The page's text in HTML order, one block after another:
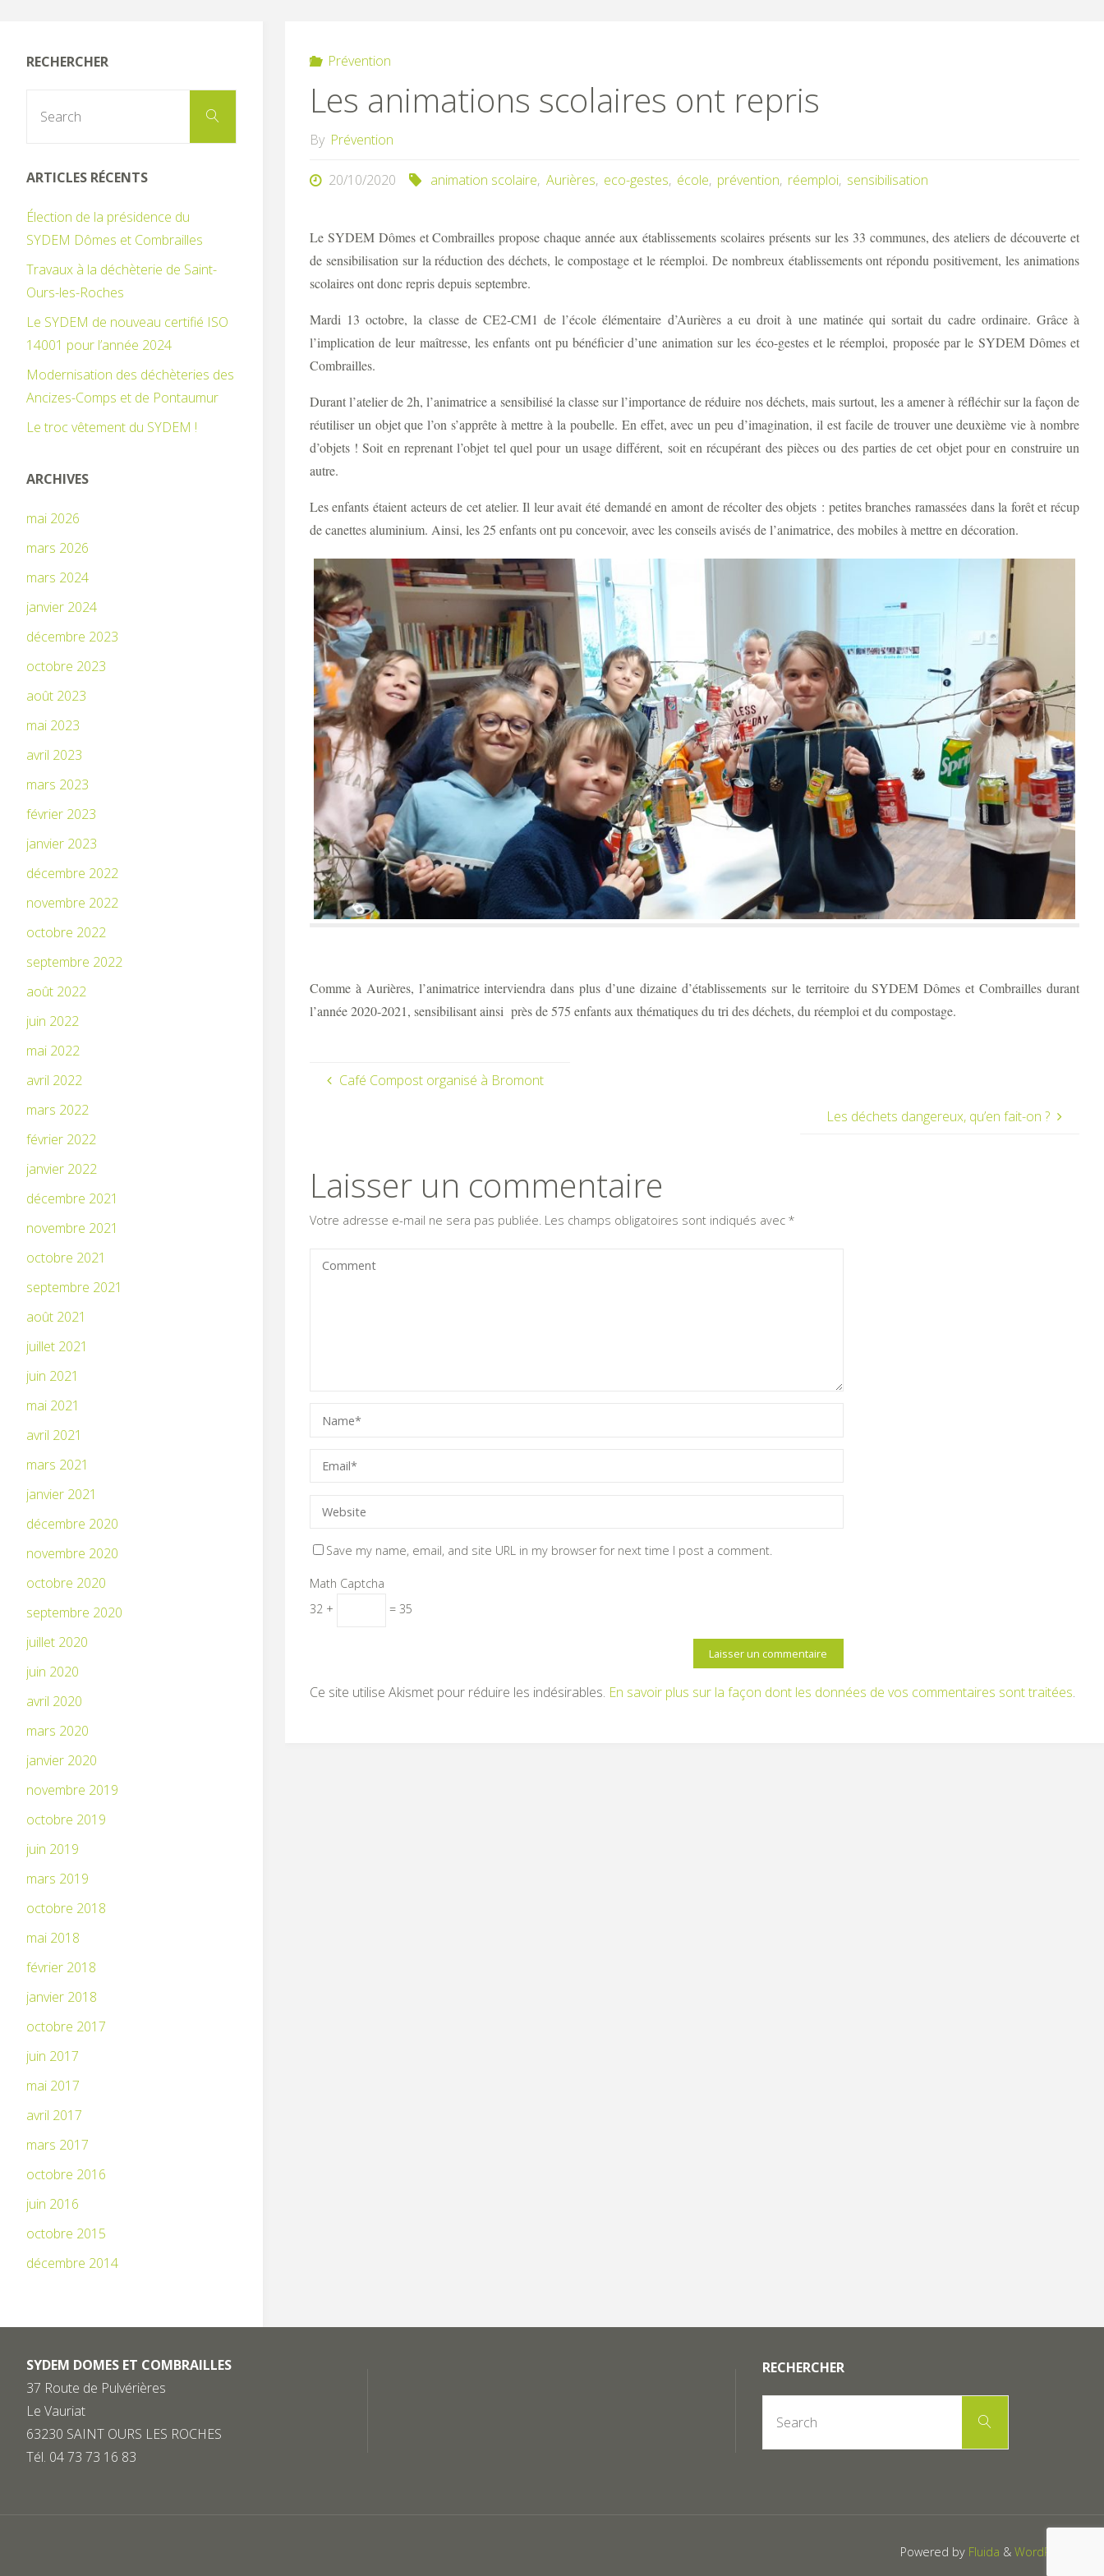
Prévention
Les animations scolaires ont repris
By Prévention
20/10/2020 animation scolaire, Aurières, eco-gestes, école, prévention, réemploi, sensibilisation
Le SYDEM Dômes et Combrailles propose chaque année aux établissements scolaires présents sur les 33 communes, des ateliers de découverte et
de sensibilisation sur la réduction des déchets, le compostage et le réemploi. De nombreux établissements ont répondu positivement, les animations
scolaires ont donc repris depuis septembre.
Mardi 13 octobre, la classe de CE2-CM1 de l’école élémentaire d’Aurières a eu droit à une matinée qui sortait du cadre ordinaire. Grâce à
l’implication de leur maîtresse, les enfants ont pu bénéficier d’une animation sur les éco-gestes et le réemploi, proposée par le SYDEM Dômes et
Combrailles.
Durant l’atelier de 2h, l’animatrice a sensibilisé la classe sur l’importance de réduire nos déchets, mais surtout, les a amener à réfléchir sur la façon de
réutiliser un objet que l’on s’apprête à mettre à la poubelle. En effet, avec un peu d’imagination, il est facile de trouver une deuxième vie à nombre
d’objets ! Soit en reprenant l’objet tel quel pour un usage différent, soit en récupérant des pièces ou des parties de cet objet pour en construire un
autre.
Les enfants étaient acteurs de cet atelier. Il leur avait été demandé en amont de récolter des objets : petites branches ramassées dans la forêt et récup
de canettes aluminium. Ainsi, les 25 enfants ont pu concevoir, avec les conseils avisés de l’animatrice, des mobiles à mettre en décoration.
Comme à Aurières, l’animatrice interviendra dans plus d’une dizaine d’établissements sur le territoire du SYDEM Dômes et Combrailles durant
l’année 2020-2021, sensibilisant ainsi près de 575 enfants aux thématiques du tri des déchets, du réemploi et du compostage.
Café Compost organisé à Bromont
Les déchets dangereux, qu’en fait-on ?
Laisser un commentaire
Votre adresse e-mail ne sera pas publiée. Les champs obligatoires sont indiqués avec *
Save my name, email, and site URL in my browser for next time I post a comment.
Math Captcha
32 +
= 35
Ce site utilise Akismet pour réduire les indésirables. En savoir plus sur la façon dont les données de vos commentaires sont traitées.
RECHERCHER
Search
ARTICLES RÉCENTS
Élection de la présidence du
SYDEM Dômes et Combrailles
Travaux à la déchèterie de Saint-
Ours-les-Roches
Le SYDEM de nouveau certifié ISO
14001 pour l’année 2024
Modernisation des déchèteries des
Ancizes-Comps et de Pontaumur
Le troc vêtement du SYDEM !
ARCHIVES
mai 2026
mars 2026
mars 2024
janvier 2024
décembre 2023
octobre 2023
août 2023
mai 2023
avril 2023
mars 2023
février 2023
janvier 2023
décembre 2022
novembre 2022
octobre 2022
septembre 2022
août 2022
juin 2022
mai 2022
avril 2022
mars 2022
février 2022
janvier 2022
décembre 2021
novembre 2021
octobre 2021
septembre 2021
août 2021
juillet 2021
juin 2021
mai 2021
avril 2021
mars 2021
janvier 2021
décembre 2020
novembre 2020
octobre 2020
septembre 2020
juillet 2020
juin 2020
avril 2020
mars 2020
janvier 2020
novembre 2019
octobre 2019
juin 2019
mars 2019
octobre 2018
mai 2018
février 2018
janvier 2018
octobre 2017
juin 2017
mai 2017
avril 2017
mars 2017
octobre 2016
juin 2016
octobre 2015
décembre 2014
SYDEM DOMES ET COMBRAILLES
37 Route de Pulvérières
Le Vauriat
63230 SAINT OURS LES ROCHES
Tél. 04 73 73 16 83
RECHERCHER
Search
Powered by Fluida & WordPress.